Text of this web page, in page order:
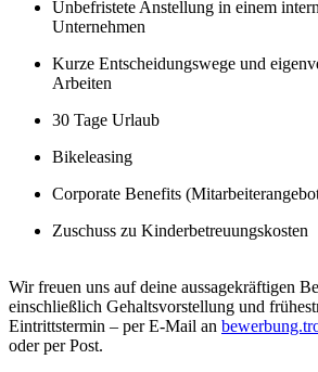
Unbefristete Anstellung in einem
Unternehmen
Kurze Entscheidungswege und
Arbeiten
30 Tage Urlaub
Bikeleasing
Corporate Benefits
Zuschuss zu Kinderbetreuungskosten
Wir freuen uns auf deine aussagekräftigen
einschließlich Gehaltsvorstellung und
Eintrittstermin – per E-Mail an
oder per Post.